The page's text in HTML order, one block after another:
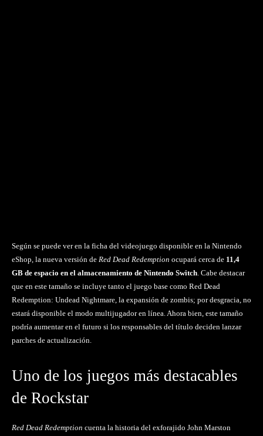
Según se puede ver en la ficha del videojuego disponible en la Nintendo
eShop, la nueva versión de Red Dead Redemption ocupará cerca de 11,4
GB de espacio en el almacenamiento de Nintendo Switch. Cabe destacar
que en este tamaño se incluye tanto el juego base como Red Dead
Redemption: Undead Nightmare, la expansión de zombis; por desgracia, no
estará disponible el modo multijugador en línea. Ahora bien, este tamaño
podría aumentar en el futuro si los responsables del título deciden lanzar
parches de actualización.
Uno de los juegos más destacables
de Rockstar
Red Dead Redemption cuenta la historia del exforajido John Marston